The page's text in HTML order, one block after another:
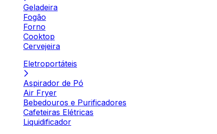
Geladeira
Fogão
Forno
Cooktop
Cervejeira
Eletroportáteis
Aspirador de Pó
Air Fryer
Bebedouros e Purificadores
Cafeteiras Elétricas
Liquidificador